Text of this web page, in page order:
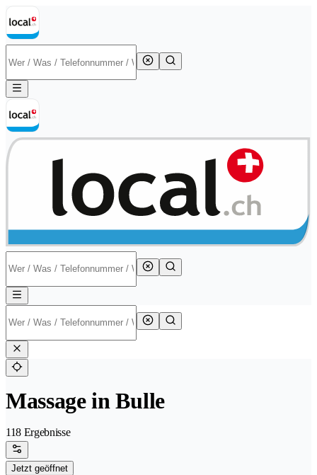
Massage in Bulle
118 Ergebnisse
Jetzt geöffnet